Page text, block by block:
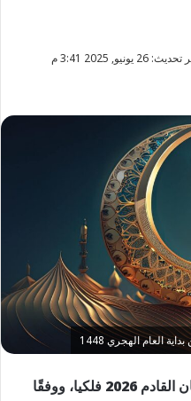
26 يونيو, 2025 3:41 م
العام الهجري 1448
ينتظر المسلمون موعد شهر رمضان القادم 2026 فلكيا، ووفقًا